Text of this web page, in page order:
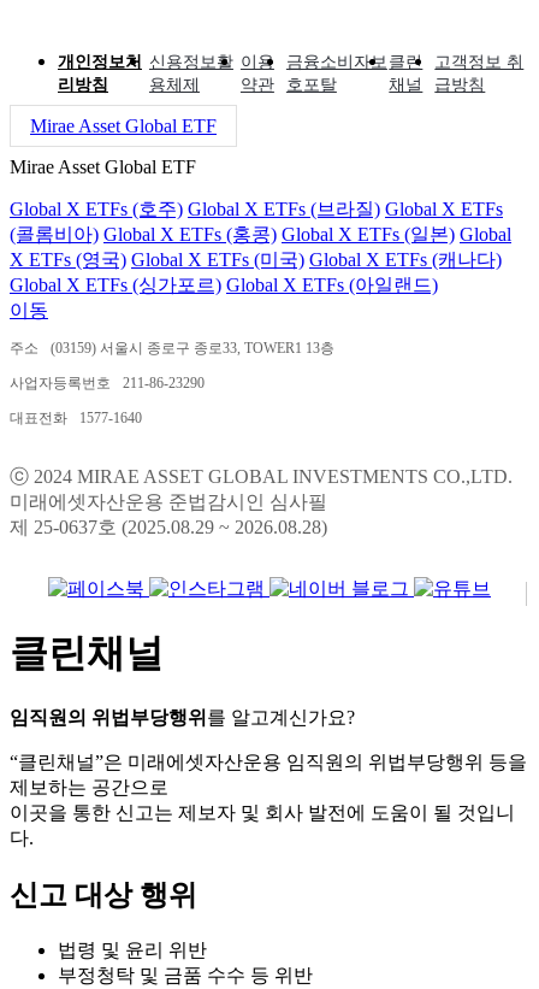
개인정보처
리방침
신용정보활
용체제
이용
약관
금융소비자보
호포탈
클린
채널
고객정보 취
급방침
Mirae Asset Global ETF
Mirae Asset Global ETF
Global X ETFs (호주) Global X ETFs (브라질) Global X ETFs
(콜롬비아) Global X ETFs (홍콩) Global X ETFs (일본) Global
X ETFs (영국) Global X ETFs (미국) Global X ETFs (캐나다)
Global X ETFs (싱가포르) Global X ETFs (아일랜드)
이동
주소 (03159) 서울시 종로구 종로33, TOWER1 13층
사업자등록번호 211-86-23290
대표전화 1577-1640
ⓒ 2024 MIRAE ASSET GLOBAL INVESTMENTS CO.,LTD.
미래에셋자산운용 준법감시인 심사필
제 25-0637호 (2025.08.29 ~ 2026.08.28)
클린채널
임직원의 위법부당행위 를 알고계신가요?
“클린채널”은 미래에셋자산운용 임직원의 위법부당행위 등을
제보하는 공간으로
이곳을 통한 신고는 제보자 및 회사 발전에 도움이 될 것입니
다.
신고 대상 행위
법령 및 윤리 위반
부정청탁 및 금품 수수 등 위반